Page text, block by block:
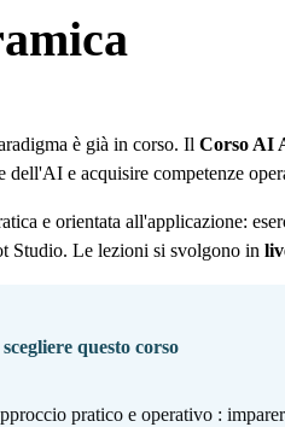
è già in corso. Il Corso AI
dell'AI e acquisire competenze
e orientata all'applicazione:
Studio. Le lezioni si svolgono in
questo corso
pratico e operativo :